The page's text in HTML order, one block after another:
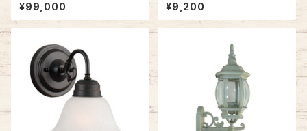
ク #IT09-90
¥99,000 ¥9,200